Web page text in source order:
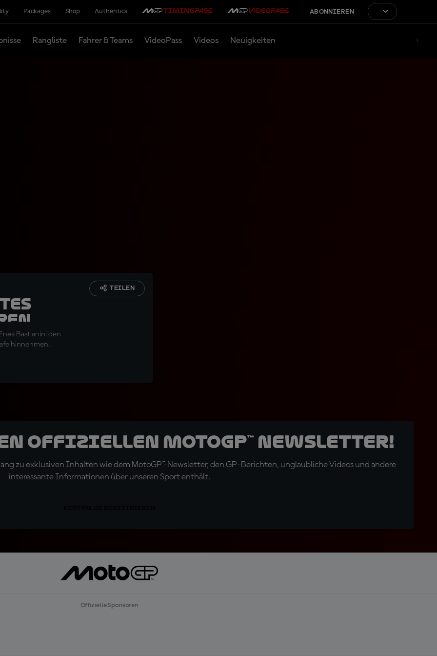
Packages Shop Authentics ABONNIEREN
Rangliste Fahrer & Teams VideoPass Videos Neuigkeiten
Bastianini den
hinnehmen,
TEILEN
offiziellen MotoGP™ Newsletter!
zu exklusiven Inhalten wie dem MotoGP™-Newsletter, den GP-Berichten, unglaubliche Videos und andere
interessante Informationen über unseren Sport enthält.
Offizielle Sponsoren